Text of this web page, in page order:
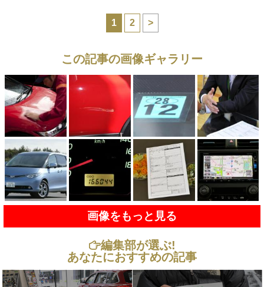
1 2 >
この記事の画像ギャラリー
画像をもっと見る
編集部が選ぶ!
あなたにおすすめの記事